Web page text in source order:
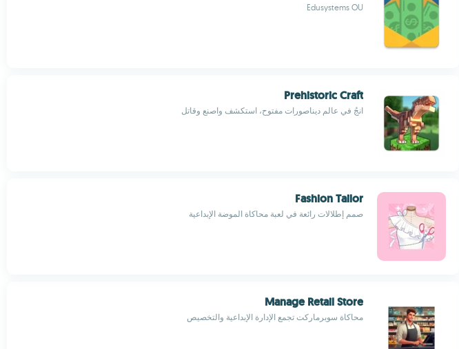
Edusystems OU
Prehistoric Craft
انجُ في عالم ديناصورات مفتوح، استكشف واصنع وقاتل
Fashion Tailor
صمم إطلالات رائعة في لعبة محاكاة الموضة الإبداعية
Manage Retail Store
محاكاة سوبرماركت تجمع الإدارة الإبداعية والتخصيص